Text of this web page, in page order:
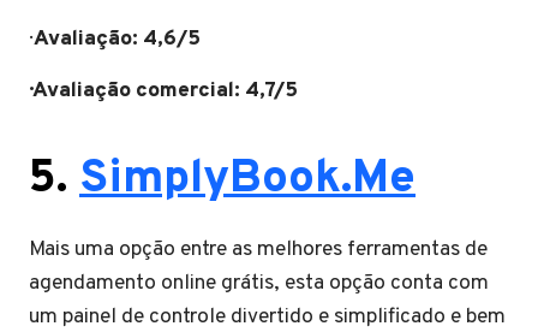
·Avaliação: 4,6/5
· Avaliação comercial: 4,7/5
5. SimplyBook.Me
Mais uma opção entre as melhores ferramentas de
agendamento online grátis, esta opção conta com
um painel de controle divertido e simplificado e bem